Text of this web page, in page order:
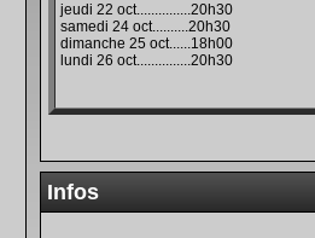
jeudi 22 oct...............20h30
samedi 24 oct..........20h30
dimanche 25 oct......18h00
lundi 26 oct...............20h30
Infos